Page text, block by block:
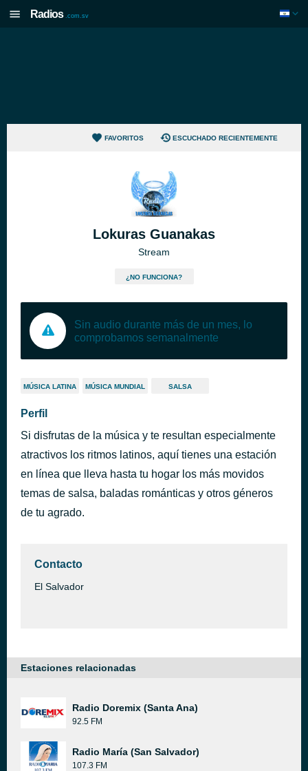
Radios .com.sv
FAVORITOS ESCUCHADO RECIENTEMENTE
Lokuras Guanakas
Stream
¿NO FUNCIONA?
Sin audio durante más de un mes, lo
comprobamos semanalmente
MÚSICA LATINA MÚSICA MUNDIAL SALSA
Perfil
Si disfrutas de la música y te resultan especialmente
atractivos los ritmos latinos, aquí tienes una estación
en línea que lleva hasta tu hogar los más movidos
temas de salsa, baladas románticas y otros géneros
de tu agrado.
Contacto
El Salvador
Estaciones relacionadas
Radio Doremix (Santa Ana)
92.5 FM
Radio María (San Salvador)
107.3 FM